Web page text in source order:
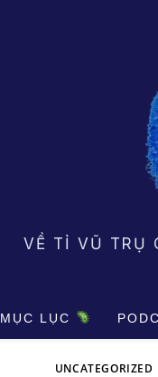
VỀ TỈ VŨ TRỤ
MỤC LỤC
UNCATEGORIZED